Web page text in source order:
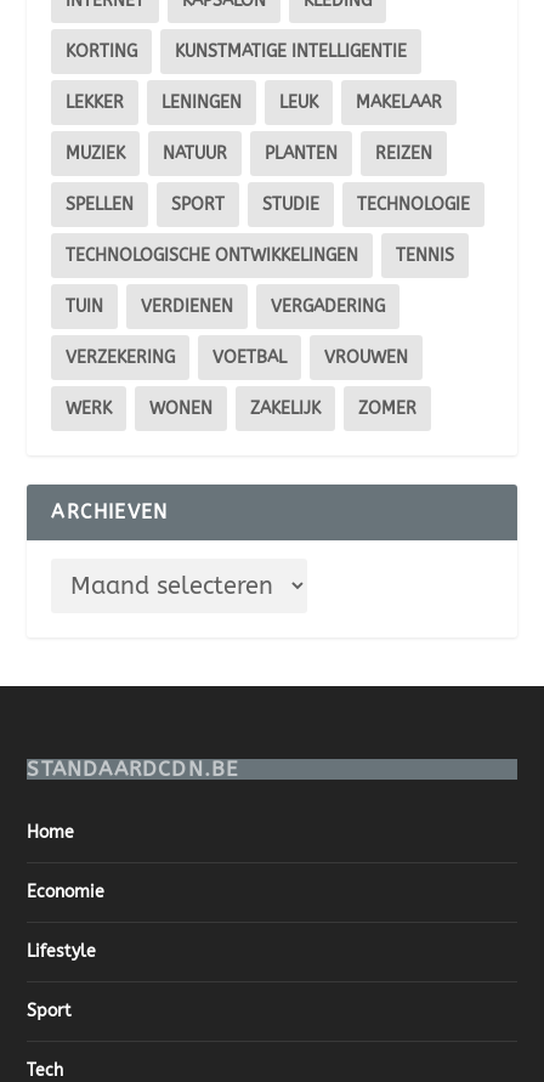
KORTING KUNSTMATIGE INTELLIGENTIE
LEKKER LENINGEN LEUK MAKELAAR
MUZIEK NATUUR PLANTEN REIZEN
SPELLEN SPORT STUDIE TECHNOLOGIE
TECHNOLOGISCHE ONTWIKKELINGEN TENNIS
TUIN VERDIENEN VERGADERING
VERZEKERING VOETBAL VROUWEN
WERK WONEN ZAKELIJK ZOMER
ARCHIEVEN
STANDAARDCDN.BE
Home
Economie
Lifestyle
Sport
Tech